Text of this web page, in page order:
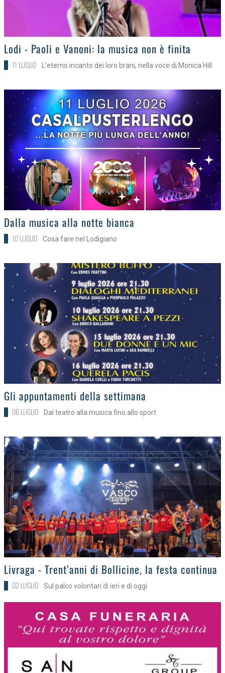
>Lodi - Paoli e Vanoni: la musica non è finita
11 LUGLIO L'eterno incanto dei loro brani, nella voce di Monica Hill
>
Dalla musica alla notte bianca
10 LUGLIO Cosa fare nel Lodigiano
>
Gli appuntamenti della settimana
06 LUGLIO Dal teatro alla musica fino allo sport
>Livraga - Trent’anni di Bollicine, la festa continua
02 LUGLIO Sul palco volontari di ieri e di oggi